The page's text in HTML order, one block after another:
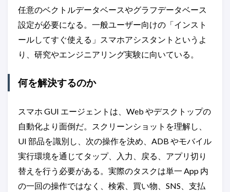
任意のベクトルデータベースやグラフデータベース
設定が必要になる。一般ユーザー向けの「インスト
ールしてすぐ使える」スマホアシスタントというよ
り、研究やエンジニアリング実験に向いている。
何を解決するのか
スマホ GUI エージェントは、Web やデスクトップの
自動化より面倒だ。スクリーンショットを理解し、
UI 部品を識別し、次の操作を決め、ADB やモバイル
実行環境を通じてタップ、入力、戻る、アプリ切り
替えを行う必要がある。実際のタスクは単一 App 内
の一回の操作ではなく、検索、買い物、SNS、支払